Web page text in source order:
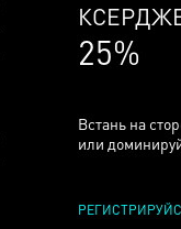
ТОССОВ
5%
Встань на
или